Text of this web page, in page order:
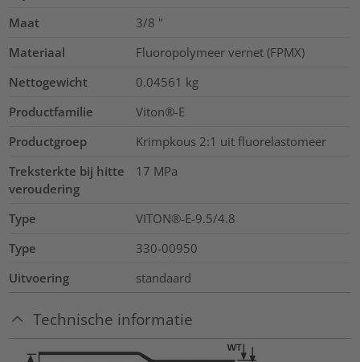
Maat
3/8 "
Materiaal
Fluoropolymeer vernet (FPMX)
Nettogewicht
0.04561 kg
Productfamilie
Viton®-E
Productgroep
Krimpkous 2:1 uit fluorelastomeer
Treksterkte bij hitte
veroudering
17 MPa
Type
VITON®-E-9.5/4.8
Type
330-00950
Uitvoering
standaard
Technische informatie